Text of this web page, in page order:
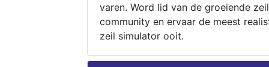
varen. Word lid van de groeiende zeil
community en ervaar de meest
zeil simulator ooit.